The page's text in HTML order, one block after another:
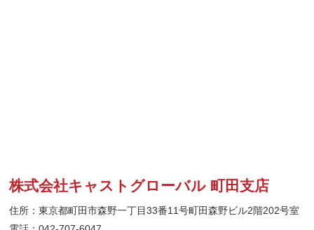
株式会社キャストグローバル 町田支店
住所：東京都町田市森野一丁目33番11号町田森野ビル2階202号室